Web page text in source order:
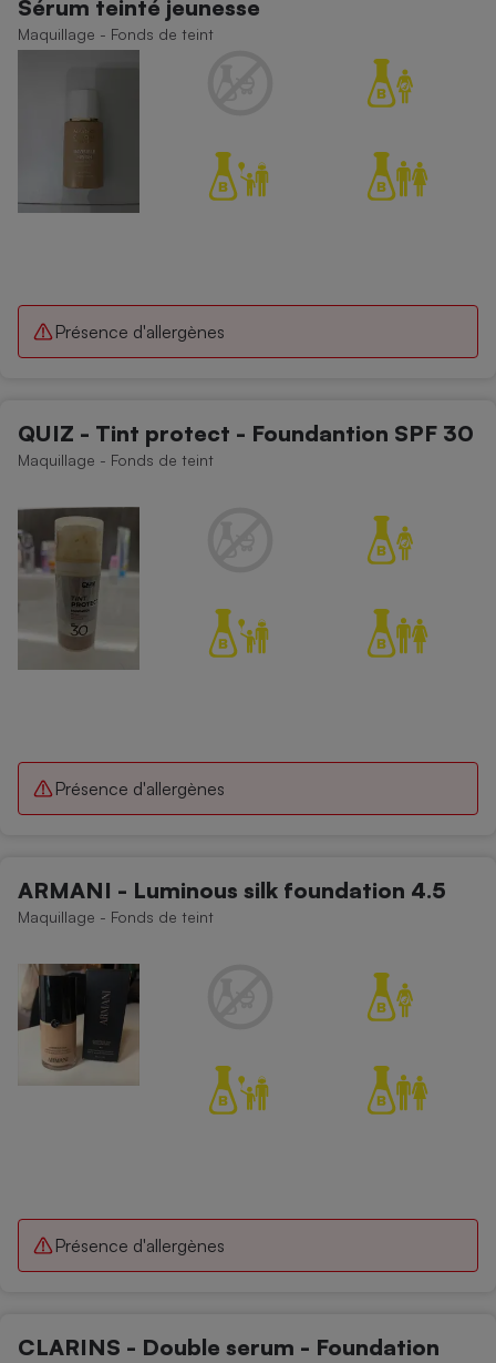
Sérum teinté jeunesse
Maquillage - Fonds de teint
Présence d'allergènes
QUIZ - Tint protect - Foundantion SPF 30
Maquillage - Fonds de teint
Présence d'allergènes
ARMANI - Luminous silk foundation 4.5
Maquillage - Fonds de teint
Présence d'allergènes
CLARINS - Double serum - Foundation